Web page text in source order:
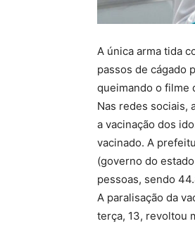
A única arma tida
passos de cágado
queimando o filme
Nas redes sociais,
a vacinação dos
vacinado. A
(governo do
pessoas, sendo
A paralisação da
terça, 13, revoltou